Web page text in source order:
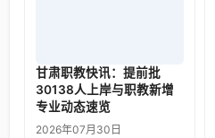
甘肃职教快讯：提前批
30138人上岸与职教新增
专业动态速览
2026年07月30日